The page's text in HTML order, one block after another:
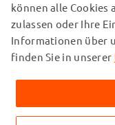
© subtel.ch 2026
Alle Preise
zuzüglich
Inhaber sind und
Produkte auf
können alle Cookies
zulassen oder Ihre
Informationen über
finden Sie in unserer